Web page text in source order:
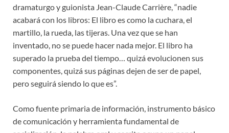
dramaturgo y guionista Jean-Claude Carrière, “nadie
acabará con los libros: El libro es como la cuchara, el
martillo, la rueda, las tijeras. Una vez que se han
inventado, no se puede hacer nada mejor. El libro ha
superado la prueba del tiempo… quizá evolucionen sus
componentes, quizá sus páginas dejen de ser de papel,
pero seguirá siendo lo que es”.
Como fuente primaria de información, instrumento básico
de comunicación y herramienta fundamental de